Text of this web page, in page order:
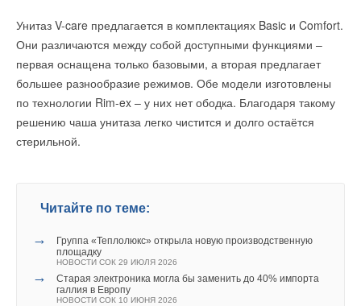
Унитаз V-care предлагается в комплектациях Basic и Comfort.
Они различаются между собой доступными функциями –
первая оснащена только базовыми, а вторая предлагает
большее разнообразие режимов. Обе модели изготовлены
по технологии Rim-ex – у них нет ободка. Благодаря такому
решению чаша унитаза легко чистится и долго остаётся
стерильной.
Читайте по теме:
→
Группа «Теплолюкс» открыла новую производственную
площадку
НОВОСТИ СОК 29 ИЮЛЯ 2026
→
Старая электроника могла бы заменить до 40% импорта
галлия в Европу
НОВОСТИ СОК 10 ИЮНЯ 2026
→
Соединительные детали для полиэтиленовых труб.
Конструкция фитингов с закладной электро-
нагревательной спиралью и ее влияние на качество
сварного соединения
→
Новейшее вставное соединение — это гарантия во всех
деталях
ЖУРНАЛ СОК ДЕКАБРЬ 2005
ЖУРНАЛ СОК СЕНТЯБРЬ 2005
Российский коммунальный ресурс на исходе
→
Группа ПОЛИПЛАСТИК расширила линейку запорно-
регулирующей арматуры
Читайте по теме:
→
SUPRA представила первый кондиционер с функцией
поиска пульта
НОВОСТИ СОК 23 МАРТА 2015
→ ПВУ «Катунь» в гигиеническом исполнении от НЕВАТОМ
→
Новинка — приточная вентиляционная установка ZILON
ZPW-N 2000 INT EC
→ Универсальный пульт Z037-5C0 от НЕВАТОМ
НОВОСТИ СОК 5 АВГУСТА 2026
«РУСКЛИМАТ Fest 2026» в Уфе собрал свыше 700
НОВОСТИ СОК 3 АВГУСТА 2026
«Датарк» испытал модульный ЦОД с плотностью 54 кВт